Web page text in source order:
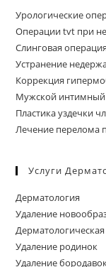
Урологические
Операции tvt при
Слинговая
Устранение
Коррекция
Мужской интимный
Пластика уздечки
Лечение перелома
Услуги
Дерматология
Удаление
Удаление родинок
Удаление бородавок